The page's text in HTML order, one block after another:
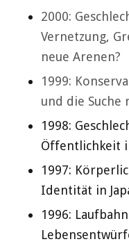
2000:
Vernetzung,
neue Arenen?
1999:
und die Suche
1998:
Öffentlichkeit
1997:
Identität in
1996: